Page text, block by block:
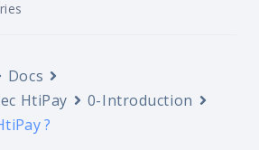
Docs
HtiPay
0-Introduction
?